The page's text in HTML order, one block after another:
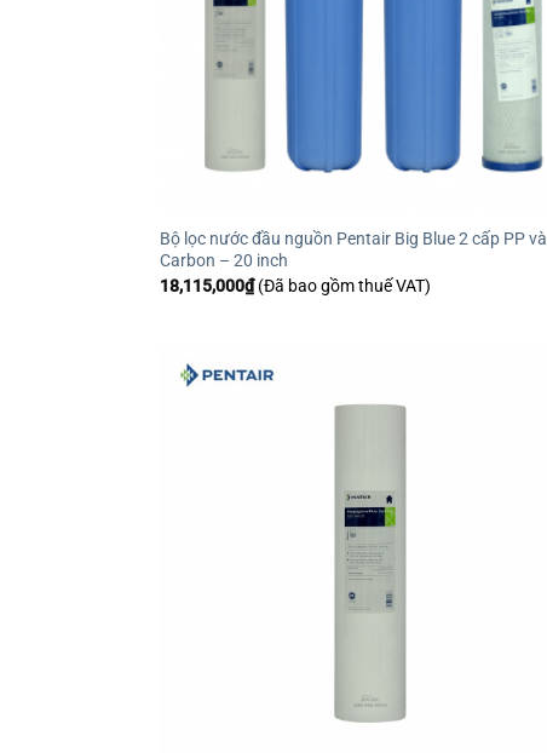
Bộ lọc nước đầu nguồn Pentair Big Blue 2 cấp PP và
Carbon – 20 inch
18,115,000₫ (Đã bao gồm thuế VAT)